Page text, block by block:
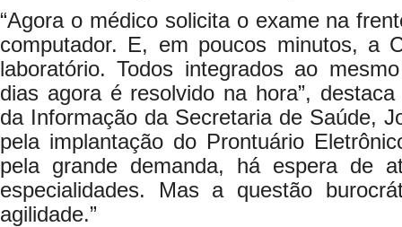
“Agora o médico solicita o exame na
computador. E, em poucos minutos, a
laboratório. Todos integrados ao
dias agora é resolvido na hora”,
da Informação da Secretaria de Saúde,
pela implantação do Prontuário
pela grande demanda, há espera de
especialidades. Mas a questão
agilidade.”